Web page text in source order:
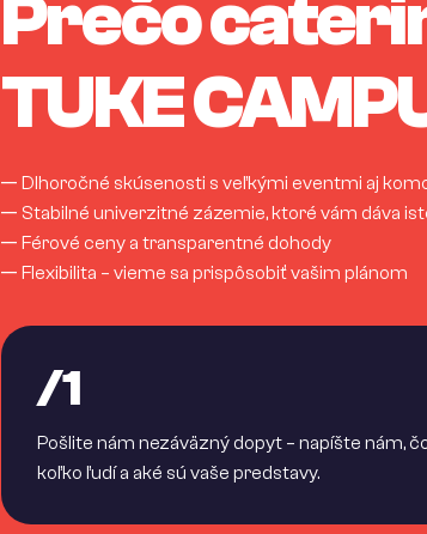
Prečo
TUKE
— Dlhoročné skúsenosti s veľkými eventmi aj
— Stabilné univerzitné zázemie, ktoré vám dáva
— Férové ceny a transparentné dohody
— Flexibilita – vieme sa prispôsobiť vašim plánom
/1
Pošlite nám nezáväzný dopyt – napíšte nám,
koľko ľudí a aké sú vaše predstavy.